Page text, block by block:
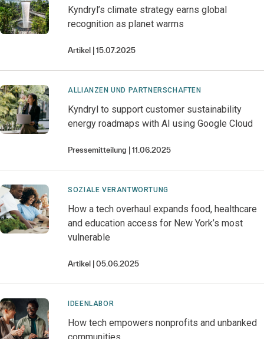
Kyndryl’s climate strategy earns global
recognition as planet warms
Artikel 15.07.2025
ALLIANZEN UND PARTNERSCHAFTEN
Kyndryl to support customer sustainability
energy roadmaps with AI​ using Google Cloud​
Pressemitteilung 11.06.2025
SOZIALE VERANTWORTUNG
How a tech overhaul expands food, healthcare
and education access for New York’s most
vulnerable
Artikel 05.06.2025
IDEENLABOR
How tech empowers nonprofits and unbanked